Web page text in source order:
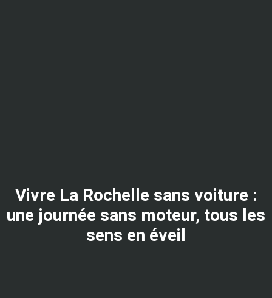
Vivre La Rochelle sans voiture :
une journée sans moteur, tous les
sens en éveil